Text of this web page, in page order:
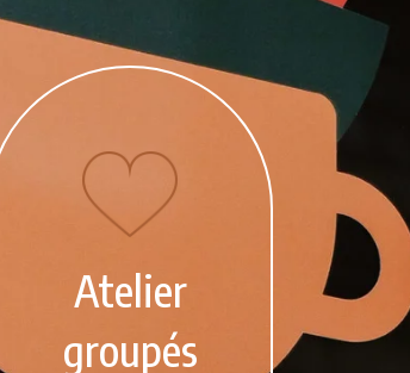
Atelier
groupés